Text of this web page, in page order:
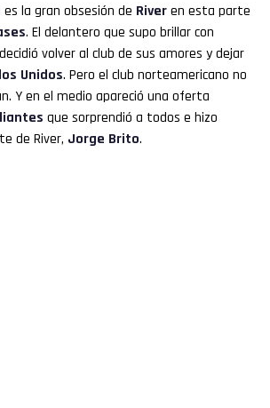
es la gran obsesión de Riveren esta parte
. El delantero que supo brillar con
decidió volver al club de sus amores y dejar
Unidos. Pero el club norteamericano no
Y en el medio apareció una oferta
que sorprendió a todos e hizo
de River, Jorge Brito.